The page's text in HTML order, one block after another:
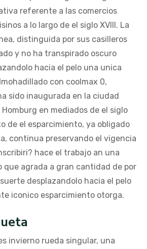
referente a las comercios
a lo largo de el siglo XVIII. La
distinguida por sus casilleros
y no ha transpirado oscuro
hacia el pelo una unica
con coolmax 0,
sido inaugurada en la ciudad
en mediados de el siglo
de el esparcimiento, ya obligado
continua preservando el vigencia
hace el trabajo an una
que agrada a gran cantidad de por
desplazandolo hacia el pelo
iconico esparcimiento otorga.
invierno rueda singular, una